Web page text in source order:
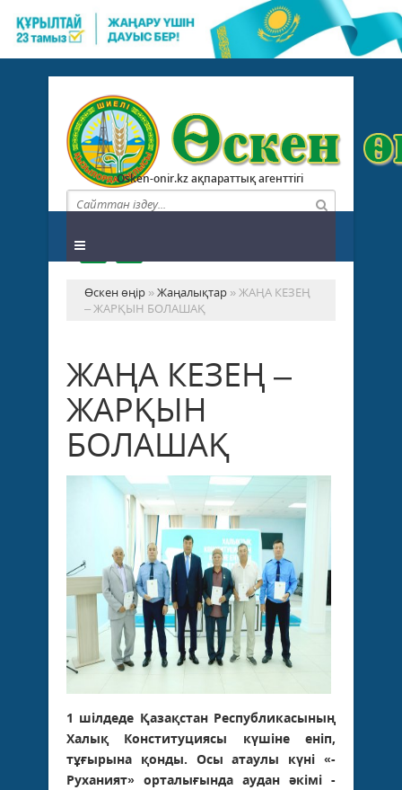
Osken-onir.kz ақпараттық агенттігі
Өскен өңір »Жаңалықтар » ЖАҢА КЕЗЕҢ
– ЖАРҚЫН БОЛАШАҚ
ЖАҢА КЕЗЕҢ –
ЖАРҚЫН
БОЛАШАҚ
1 шілдеде Қазақстан Республикасының
Халық Конституциясы күшіне еніп,
тұғырына қонды. Осы атаулы күні «­
Руханият» орталығында аудан әкімі ­